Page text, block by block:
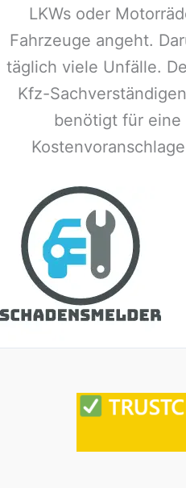
LKWs oder
Fahrzeuge angeht.
täglich viele Unfälle.
Kfz-
benötigt für eine